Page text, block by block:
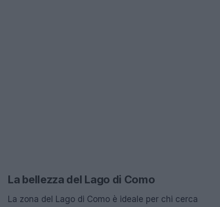
La bellezza del Lago di Como
La zona del Lago di Como è ideale per chi cerca